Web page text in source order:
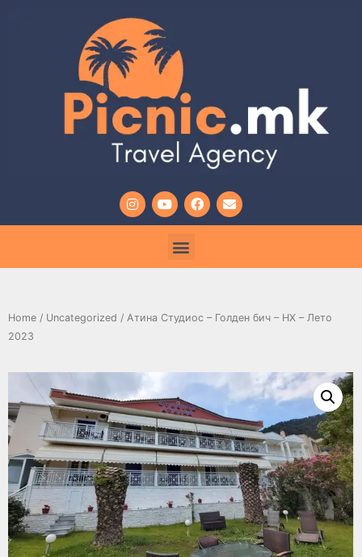
Home / Uncategorized / Атина Студиос – Голден бич – НХ – Лето
2023